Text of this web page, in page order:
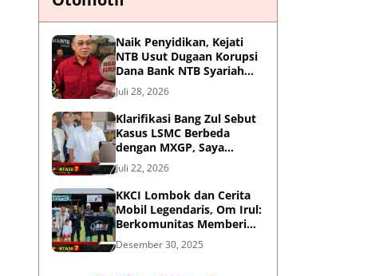
Naik Penyidikan, Kejati
NTB Usut Dugaan Korupsi
Dana Bank NTB Syariah
untuk MXGP 2023
Juli 28, 2026
Klarifikasi Bang Zul Sebut
Kasus LSMC Berbeda
dengan MXGP, Saya
Dipanggil Sebagai Saksi
Juli 22, 2026
KKCI Lombok dan Cerita
Mobil Legendaris, Om Irul:
Berkomunitas Memberi
Manfaat dan Membangun
Imej Positif
Desember 30, 2025